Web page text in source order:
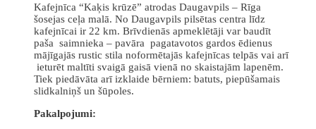
Kafejnīca “Kaķis krūzē” atrodas Daugavpils – Rīga
šosejas ceļa malā. No Daugavpils pilsētas centra līdz
kafejnīcai ir 22 km. Brīvdienās apmeklētāji var baudīt
paša saimnieka – pavāra pagatavotos gardos ēdienus
mājīgajās rustic stila noformētajās kafejnīcas telpās vai arī
ieturēt maltīti svaigā gaisā vienā no skaistajām lapenēm.
Tiek piedāvāta arī izklaide bērniem: batuts, piepūšamais
slidkalniņš un šūpoles.
Pakalpojumi: